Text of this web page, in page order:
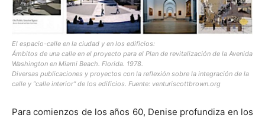
El espacio-calle en la ciudad y en los edificios:
Ámbitos de una calle en el proyecto para el Plan de revitalización de la Avenida
Washington en Miami Beach. Florida. 1978.
Diversas publicaciones y proyectos con la reflexión sobre la integración de la
calle y “calle interior” de los edificios. Fuente: venturiscottbrown.org
Para comienzos de los años 60, Denise profundiza en los